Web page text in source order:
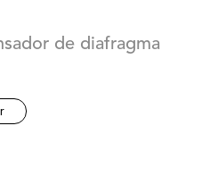
de diafragma